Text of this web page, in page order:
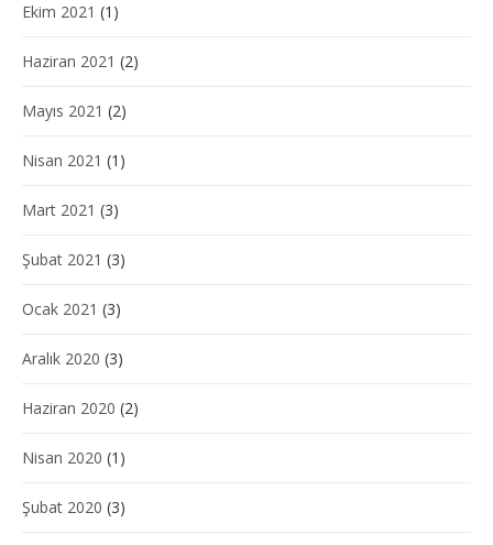
Ekim 2021 (1)
Haziran 2021 (2)
Mayıs 2021 (2)
Nisan 2021 (1)
Mart 2021 (3)
Şubat 2021 (3)
Ocak 2021 (3)
Aralık 2020 (3)
Haziran 2020 (2)
Nisan 2020 (1)
Şubat 2020 (3)